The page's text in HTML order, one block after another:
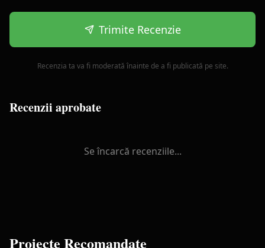
Trimite Recenzie
Recenzia ta va fi moderată înainte de a fi publicată pe site.
Recenzii aprobate
Se încarcă recenziile...
Proiecte Recomandate